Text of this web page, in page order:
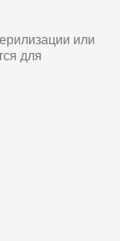
или
для